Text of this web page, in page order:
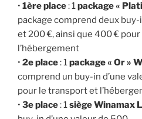
• 1ère place: 1package «
package comprend deux
et 200 €, ainsi que 400 €
l’hébergement
• 2e place: 1package « Or »
comprend un buy-in d’une
pour le transport et
• 3e place: 1siège Winamax